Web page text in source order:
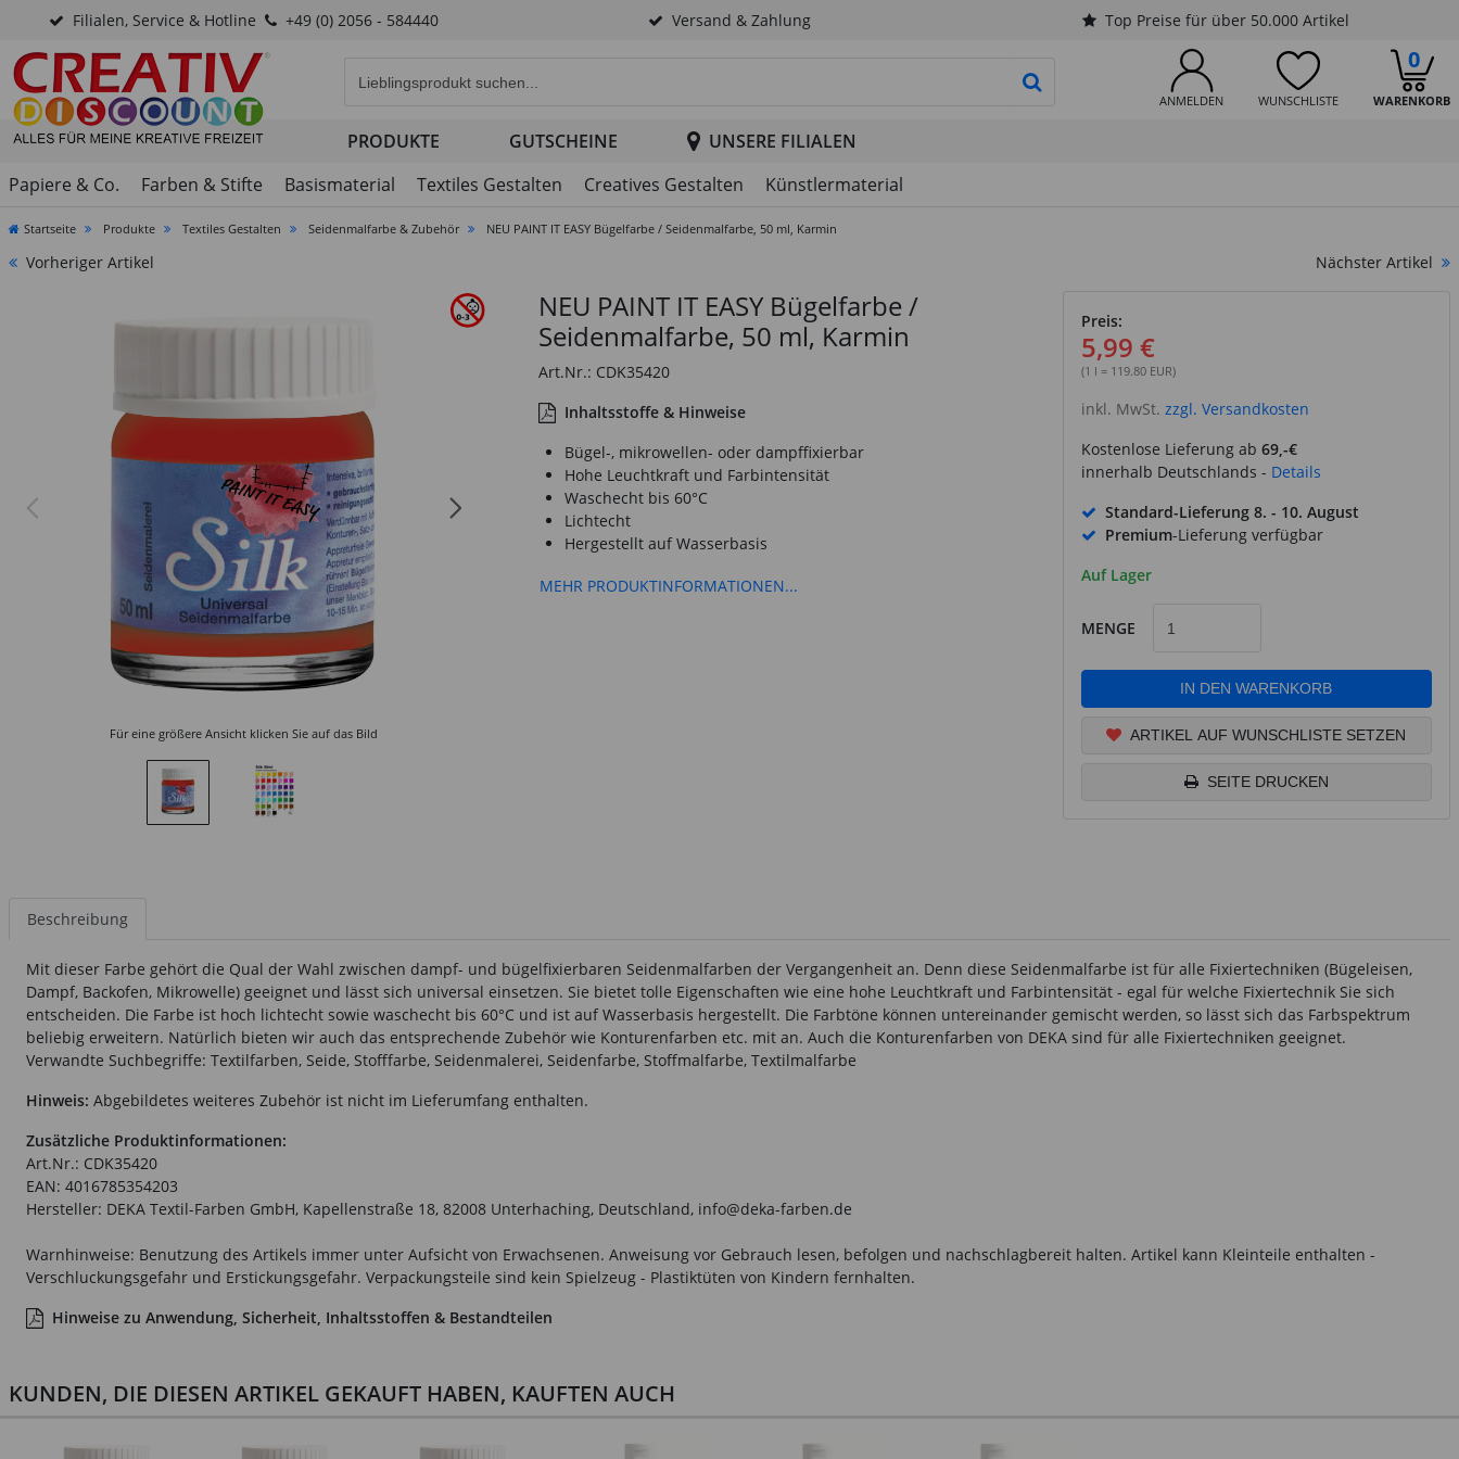
Filialen, Service & Hotline +49 (0) 2056 - 584440 Versand & Zahlung Top Preise für über 50.000 Artikel
ANMELDEN WUNSCHLISTE WARENKORB
0
PRODUKTSUCHE STARTEN
PRODUKTE GUTSCHEINE
UNSERE FILIALEN
Papiere & Co.
Farben & Stifte Basismaterial Textiles Gestalten Creatives Gestalten Künstlermaterial
Startseite Produkte Textiles Gestalten Seidenmalfarbe & Zubehör NEU PAINT IT EASY Bügelfarbe / Seidenmalfarbe, 50 ml, Karmin
Vorheriger Artikel Nächster Artikel
Für eine größere Ansicht klicken Sie auf das Bild
NEU PAINT IT EASY Bügelfarbe /
Seidenmalfarbe, 50 ml, Karmin
Art.Nr.: CDK35420
Inhaltsstoffe & Hinweise
Bügel-, mikrowellen- oder dampffixierbar
Hohe Leuchtkraft und Farbintensität
Waschecht bis 60°C
Lichtecht
Hergestellt auf Wasserbasis
MEHR PRODUKTINFORMATIONEN...
Preis:
5,99 €
(1 l = 119.80 EUR)
inkl. MwSt. zzgl. Versandkosten
Kostenlose Lieferung ab 69,-€
innerhalb Deutschlands - Details
Standard-Lieferung 8. - 10. August
Premium-Lieferung verfügbar
Auf Lager
MENGE
IN DEN WARENKORB
ARTIKEL AUF WUNSCHLISTE SETZEN
SEITE DRUCKEN
Beschreibung
Mit dieser Farbe gehört die Qual der Wahl zwischen dampf- und bügelfixierbaren Seidenmalfarben der Vergangenheit an. Denn diese Seidenmalfarbe ist für alle Fixiertechniken (Bügeleisen,
Dampf, Backofen, Mikrowelle) geeignet und lässt sich universal einsetzen. Sie bietet tolle Eigenschaften wie eine hohe Leuchtkraft und Farbintensität - egal für welche Fixiertechnik Sie sich
entscheiden. Die Farbe ist hoch lichtecht sowie waschecht bis 60°C und ist auf Wasserbasis hergestellt. Die Farbtöne können untereinander gemischt werden, so lässt sich das Farbspektrum
beliebig erweitern. Natürlich bieten wir auch das entsprechende Zubehör wie Konturenfarben etc. mit an. Auch die Konturenfarben von DEKA sind für alle Fixiertechniken geeignet.
Verwandte Suchbegriffe: Textilfarben, Seide, Stofffarbe, Seidenmalerei, Seidenfarbe, Stoffmalfarbe, Textilmalfarbe
Hinweis: Abgebildetes weiteres Zubehör ist nicht im Lieferumfang enthalten.
Zusätzliche Produktinformationen:
Art.Nr.: CDK35420
EAN: 4016785354203
Hersteller: DEKA Textil-Farben GmbH, Kapellenstraße 18, 82008 Unterhaching, Deutschland, info@deka-farben.de
Warnhinweise: Benutzung des Artikels immer unter Aufsicht von Erwachsenen. Anweisung vor Gebrauch lesen, befolgen und nachschlagbereit halten. Artikel kann Kleinteile enthalten -
Verschluckungsgefahr und Erstickungsgefahr. Verpackungsteile sind kein Spielzeug - Plastiktüten von Kindern fernhalten.
Hinweise zu Anwendung, Sicherheit, Inhaltsstoffen & Bestandteilen
KUNDEN, DIE DIESEN ARTIKEL GEKAUFT HABEN, KAUFTEN AUCH